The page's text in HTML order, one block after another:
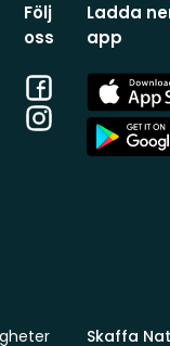
Följ
oss
Facebook
Instagram
Ladda
app
App
Store
App
Store
Skaffa